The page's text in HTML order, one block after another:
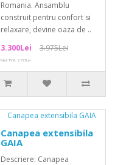
Romania. Ansamblu
construit pentru confort si
relaxare, devine oaza de ..
3.300Lei
3.975Lei
Fără TVA: 2.773Lei
Canapea extensibila
GAIA
Descriere: Canapea